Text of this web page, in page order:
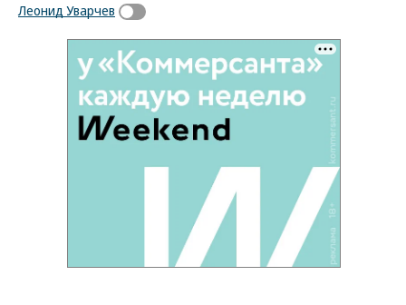
Леонид Уварчев
Новости партнеров
ВСУ точно получат десятки тысяч новых
солдат
Путин озвучил итоговый план СВО
Зеленский неожиданно высказался о
возвращении Крыма
Заставим раскаяться: союзник России
дал грозное обещание